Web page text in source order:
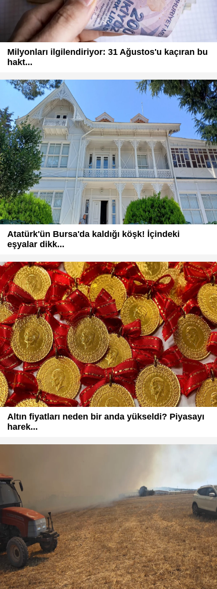
Milyonları ilgilendiriyor: 31 Ağustos'u kaçıran bu
hakt...
Atatürk'ün Bursa'da kaldığı köşk! İçindeki
eşyalar dikk...
Altın fiyatları neden bir anda yükseldi? Piyasayı
harek...